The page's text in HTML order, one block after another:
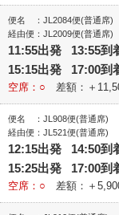
便名 ：JL2084便(普通席)
経由便：JL2009便(普通席)
11:55出発 13:55到
15:15出発 17:00到
空席：○ 差額：＋
便名 ：JL908便(普通席)
経由便：JL521便(普通席)
12:15出発 14:50到
15:25出発 17:00到
空席：○ 差額：＋